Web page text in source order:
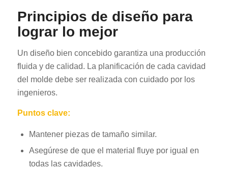
Principios de diseño para
lograr lo mejor
Un diseño bien concebido garantiza una producción
fluida y de calidad. La planificación de cada cavidad
del molde debe ser realizada con cuidado por los
ingenieros.
Puntos clave:
Mantener piezas de tamaño similar.
Asegúrese de que el material fluye por igual en
todas las cavidades.
FI
NB
RO